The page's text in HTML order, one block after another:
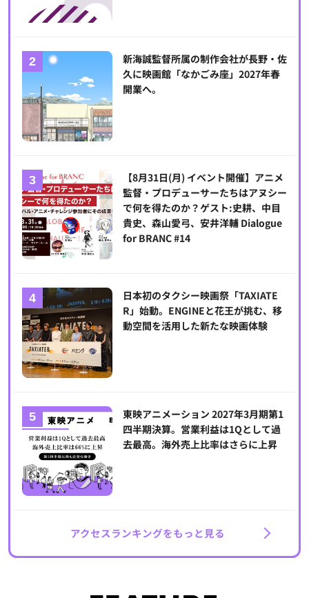
新海誠監督所属の制作会社が長野・佐
久に映画館「なかごみ座」2027年春
開業へ。
【8月31日(月) イベント開催】アニメ
監督・プロデューサーたちはアヌシー
で何を得たのか？ゲスト:史耕、中目
貴史、森山愛弓、安井洋輔 Dialogue
for BRANC #14
日本初のタクシー映画祭「TAXIATE
R」始動。ENGINEと花王が挑む、移
動空間を活用した新たな映画体験
東映アニメーション 2027年3月期第1
四半期決算。営業利益は1Qとして過
去最高。海外売上比率はさらに上昇
アクセスランキングをもっと見る